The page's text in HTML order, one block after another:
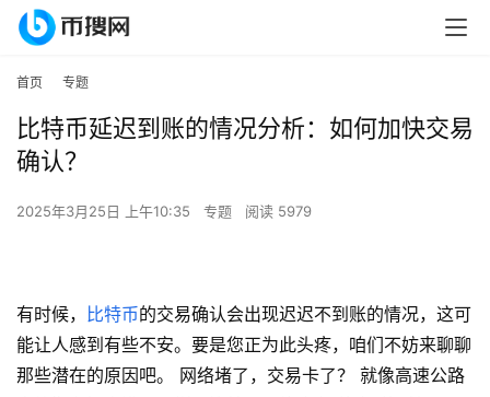
首页 专题
比特币延迟到账的情况分析：如何加快交易
确认？
2025年3月25日 上午10:35 专题 阅读 5979
有时候， 比特币的交易确认会出现迟迟不到账的情况，这可
能让人感到有些不安。要是您正为此头疼，咱们不妨来聊聊
那些潜在的原因吧。 网络堵了，交易卡了？ 就像高速公路